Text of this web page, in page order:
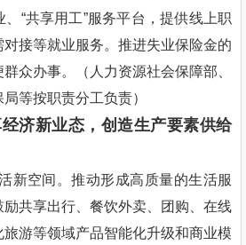
“共享用工”服务平台，提供线上职
接等就业服务。推进失业保险金的
众办事。（人力资源社会保障部、
等按职责分工负责）
济新业态，创造生产要素供给
新空间。推动形成高质量的生活服
共享出行、餐饮外卖、团购、在线
游等领域产品智能化升级和商业模